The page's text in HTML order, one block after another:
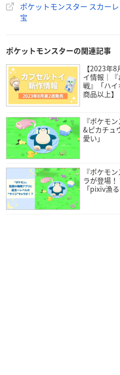
ポケットモンスター スカー
宝
ポケットモンスターの関連記事
【2023年
イ情報｜
戦』「ハ
商品以上】
『ポケモ
&ピカチュ
愛い」
『ポケモ
ラが登場
「pixiv漁